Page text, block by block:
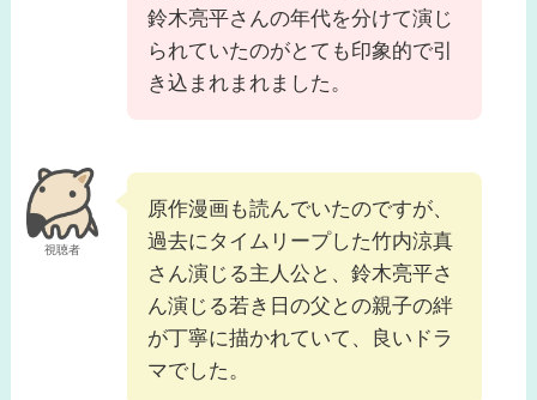
鈴木亮平さんの年代を分けて演じ
られていたのがとても印象的で引
き込まれまれました。
視聴者
原作漫画も読んでいたのですが、
過去にタイムリープした竹内涼真
さん演じる主人公と、鈴木亮平さ
ん演じる若き日の父との親子の絆
が丁寧に描かれていて、良いドラ
マでした。